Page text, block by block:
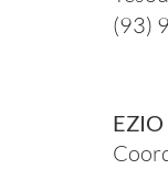
(93)